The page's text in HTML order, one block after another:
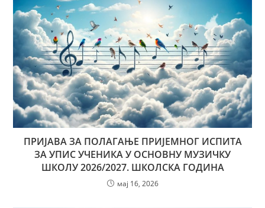
ПРИЈАВА ЗА ПОЛАГАЊЕ ПРИЈЕМНОГ ИСПИТА
ЗА УПИС УЧЕНИКА У ОСНОВНУ МУЗИЧКУ
ШКОЛУ 2026/2027. ШКОЛСКА ГОДИНА
мај 16, 2026